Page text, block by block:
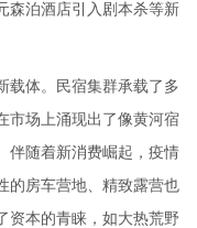
森泊酒店引入剧本杀等新
载体。民宿集群承载了多
市场上涌现出了像黄河宿
伴随着新消费崛起，疫情
的房车营地、精致露营也
资本的青睐，如大热荒野